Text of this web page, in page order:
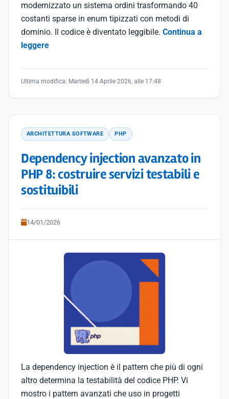
modernizzato un sistema ordini trasformando 40
costanti sparse in enum tipizzati con metodi di
dominio. Il codice è diventato leggibile. Continua a
leggere
Ultima modifica: Martedì 14 Aprile 2026, alle 17:48
ARCHITETTURA SOFTWARE PHP
Dependency injection avanzato in
PHP 8: costruire servizi testabili e
sostituibili
14/01/2026
La dependency injection è il pattern che più di ogni
altro determina la testabilità del codice PHP. Vi
mostro i pattern avanzati che uso in progetti